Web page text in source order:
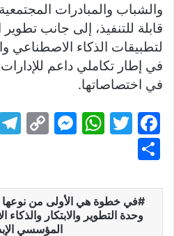
والشباب والمبادرات
قابلة للتنفيذ، إلى جانب
لتطبيقات الذكاء الاصطناعي
في إطار تكاملي داعم
في اختصاصاتها.
F
e
b
T
er
W
s
A
M
s
e
C
y
Li
ar
e
في خطوة هي الأولى من نوعها
وحدة التطوير والابتكار
المؤسسي